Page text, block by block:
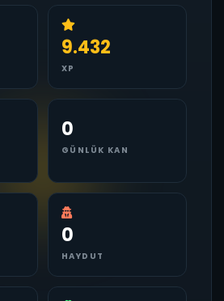
9.432
XP
0
GÜNLÜK KAN
0
HAYDUT